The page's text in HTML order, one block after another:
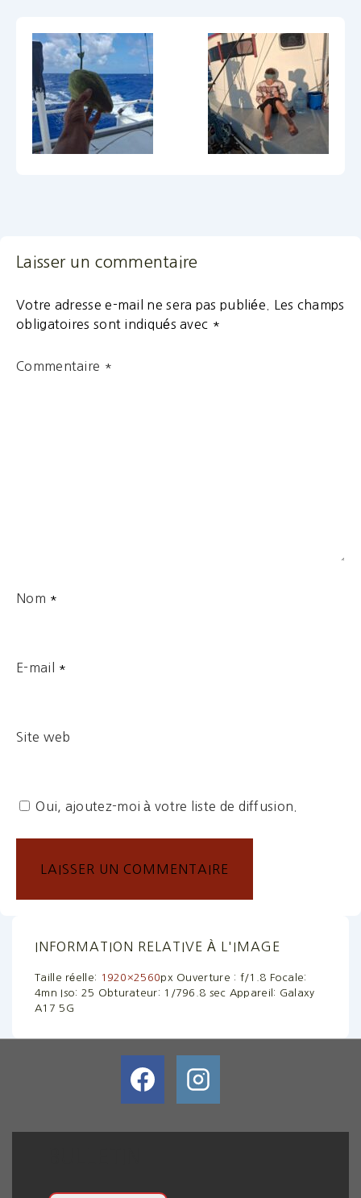
Laisser un commentaire
Votre adresse e-mail ne sera pas publiée.
Les champs
obligatoires sont indiqués avec *
Commentaire *
Nom *
E-mail *
Site web
Oui, ajoutez-moi à votre liste de diffusion.
INFORMATION RELATIVE À L'IMAGE
Taille réelle: 1920×2560px Ouverture : f/1.8 Focale:
4mn Iso: 25 Obturateur: 1/796.8 sec Appareil: Galaxy
A17 5G